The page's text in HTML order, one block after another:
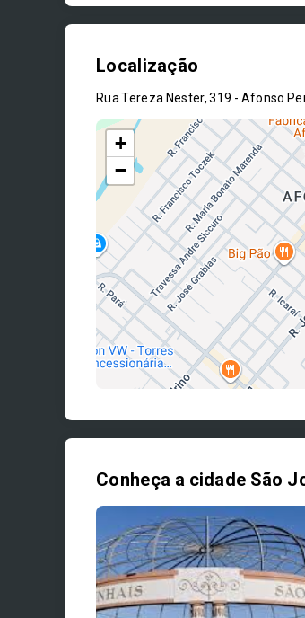
Localização
Rua Tereza Nester, 319 - Afonso
+
−
Conheça a cidade São